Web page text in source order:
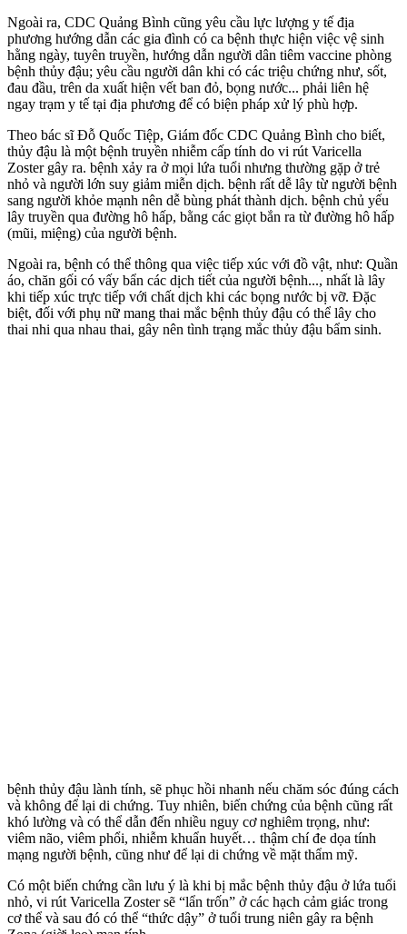
Ngoài ra, CDC Quảng Bình cũng yêu cầu lực lượng y tế địa
phương hướng dẫn các gia đình có ca bệnh thực hiện việc vệ sinh
hằng ngày, tuyên truyền, hướng dẫn người dân tiêm vaccine phòng
bệnh thủy đậu; yêu cầu người dân khi có các triệu chứng như, sốt,
đau đầu, trên da xuất hiện vết ban đỏ, bọng nước... phải liên hệ
ngay trạm y tế tại địa phương để có biện pháp xử lý phù hợp.
Theo bác sĩ Đỗ Quốc Tiệp, Giám đốc CDC Quảng Bình cho biết,
thủy đậu là một bệnh truyền nhiễm cấp tính do vi rút Varicella
Zoster gây ra. bệnh xảy ra ở mọi lứa tuổi nhưng thường gặp ở trẻ
nhỏ và người lớn suy giảm miễn dịch. bệnh rất dễ lây từ người bệnh
sang người khỏe mạnh nên dễ bùng phát thành dịch. bệnh chủ yếu
lây truyền qua đường hô hấp, bằng các giọt bắn ra từ đường hô hấp
(mũi, miệng) của người bệnh.
Ngoài ra, bệnh có thể thông qua việc tiếp xúc với đồ vật, như: Quần
áo, chăn gối có vấy bẩn các dịch tiết của người bệnh..., nhất là lây
khi tiếp xúc trực tiếp với chất dịch khi các bọng nước bị vỡ. Đặc
biệt, đối với phụ nữ mang thai mắc bệnh thủy đậu có thể lây cho
thai nhi qua nhau thai, gây nên tình trạng mắc thủy đậu bẩm sinh.
bệnh thủy đậu lành tính, sẽ phục hồi nhanh nếu chăm sóc đúng cách
và không để lại di chứng. Tuy nhiên, biến chứng của bệnh cũng rất
khó lường và có thể dẫn đến nhiều nguy cơ nghiêm trọng, như:
viêm não, viêm phổi, nhiễm khuẩn huyết… thậm chí đe dọa tính
mạng người bệnh, cũng như để lại di chứng về mặt thẩm mỹ.
Có một biến chứng cần lưu ý là khi bị mắc bệnh thủy đậu ở lứa tuổi
nhỏ, vi rút Varicella Zoster sẽ “lẩn trốn” ở các hạch cảm giác trong
c‌ơ th‌ể và sau đó có thể “thức dậy” ở tuổi trung niên gây ra bệnh